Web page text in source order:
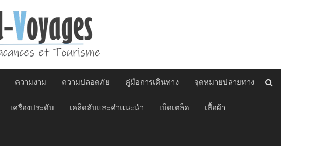
ความงาม ความปลอดภัย คู่มือการเดินทาง จุดหมายปลายทาง
เครื่องประดับ เคล็ดลับและคำแนะนำ เบ็ดเตล็ด เสื้อผ้า